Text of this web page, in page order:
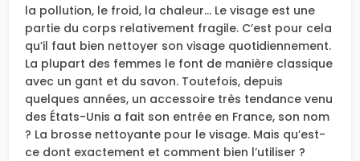
la pollution, le froid, la chaleur… Le visage est une
partie du corps relativement fragile. C’est pour cela
qu’il faut bien nettoyer son visage quotidiennement.
La plupart des femmes le font de manière classique
avec un gant et du savon. Toutefois, depuis
quelques années, un accessoire très tendance venu
des États-Unis a fait son entrée en France, son nom
? La brosse nettoyante pour le visage. Mais qu’est-
ce dont exactement et comment bien l’utiliser ?